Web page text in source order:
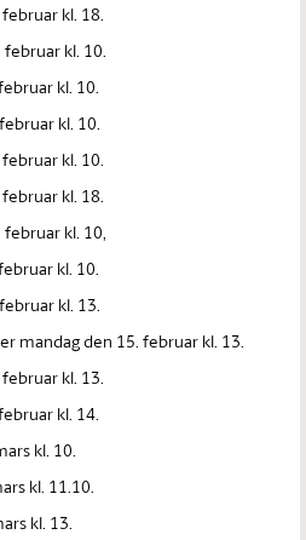
kl. 18.
kl. 10.
kl. 10.
kl. 10.
kl. 10.
kl. 18.
kl. 10,
kl. 10.
kl. 13.
mandag den 15. februar kl. 13.
kl. 13.
kl. 14.
kl. 10.
kl. 11.10.
kl. 13.